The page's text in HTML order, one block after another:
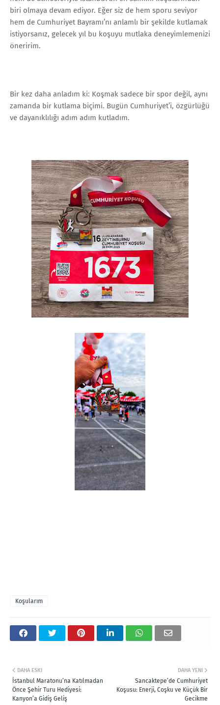
biri olmaya devam ediyor. Eğer siz de hem sporu seviyor
hem de Cumhuriyet Bayramı’nı anlamlı bir şekilde kutlamak
istiyorsanız, gelecek yıl bu koşuyu mutlaka deneyimlemenizi
öneririm.
Bir kez daha anladım ki: Koşmak sadece bir spor değil, aynı
zamanda bir kutlama biçimi. Bugün Cumhuriyet’i, özgürlüğü
ve dayanıklılığı adım adım kutladım.
Koşularım
DAHA YENI
Sancaktepe’de Cumhuriyet
Koşusu: Enerji, Coşku ve Küçük Bir
Gecikme
DAHA ESKI
İstanbul Maratonu’na Katılmadan
Önce Şehir Turu Hediyesi:
Kanyon’a Gidiş Geliş